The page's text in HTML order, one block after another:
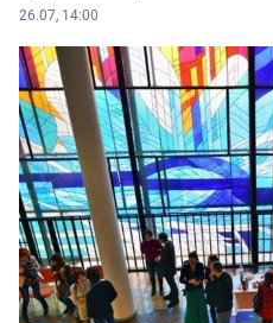
26.07, 14:00